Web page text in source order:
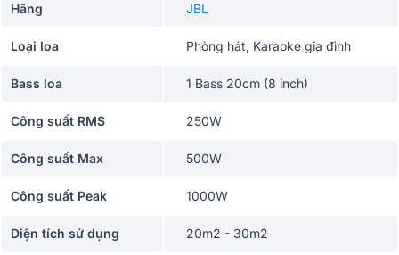
Hãng JBL
Loại loa Phòng hát, Karaoke gia đình
Bass loa 1 Bass 20cm (8 inch)
Công suất RMS 250W
Công suất Max 500W
Công suất Peak 1000W
Diện tích sử dụng 20m2 - 30m2